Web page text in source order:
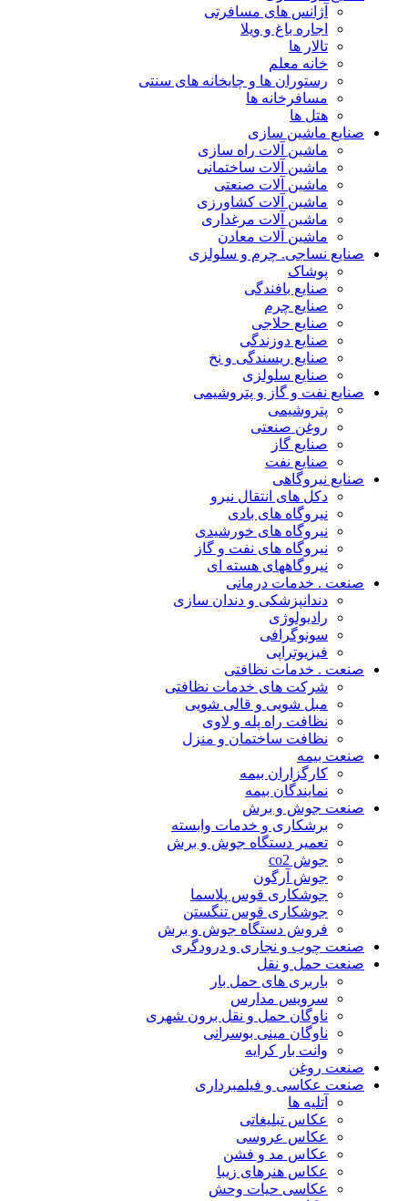
آژانس های مسافرتی
اجاره باغ و ویلا
تالار ها
خانه معلم
رستوران ها و چایخانه های سنتی
مسافرخانه ها
هتل ها
صنایع ماشین سازی
ماشین آلات راه سازی
ماشین آلات ساختمانی
ماشین آلات صنعتی
ماشین آلات کشاورزی
ماشین آلات مرغداری
ماشین آلات معادن
صنایع نساجی. چرم و سلولزی
پوشاک
صنایع بافندگی
صنایع چرم
صنایع حلاجی
صنایع دوزندگی
صنایع ریسندگی و نخ
صنایع سلولزی
صنایع نفت و گاز و پتروشیمی
پتروشیمی
روغن صنعتی
صنایع گاز
صنایع نفت
صنایع نیروگاهی
دکل های انتقال نیرو
نیروگاه های بادی
نیروگاه های خورشیدی
نیروگاه های نفت و گاز
نیروگاههای هسته ای
صنعت . خدمات درمانی
دندانپزشکی و دندان سازی
رادیولوژی
سونوگرافی
فیزیوتراپی
صنعت . خدمات نظافتی
شرکت های خدمات نظافتی
مبل شویی و قالی شویی
نظافت راه پله و لاوی
نظافت ساختمان و منزل
صنعت بیمه
کارگزاران بیمه
نمایندگان بیمه
صنعت جوش و برش
برشکاری و خدمات وابسته
تعمیر دستگاه جوش و برش
جوش co2
جوش آرگون
جوشکاری قوس پلاسما
جوشکاری قوس تنگستن
فروش دستگاه جوش و برش
صنعت چوب و نجاری و درودگری
صنعت حمل و نقل
باربری های حمل بار
سرویس مدارس
ناوگان حمل و نقل برون شهری
ناوگان مینی بوسرانی
وانت بار کرایه
صنعت روغن
صنعت عکاسی و فیلمبرداری
آتلیه ها
عکاس تبلیغاتی
عکاس عروسی
عکاس مد و فشن
عکاس هنرهای زیبا
عکاسی حیات وحش